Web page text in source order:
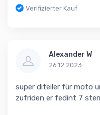
Verifizierter Kauf
Alexander W
26.12.2023
super diteiler für moto
zufriden er fedint 7